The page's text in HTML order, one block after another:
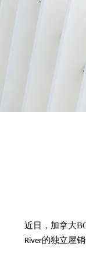
近日 ，加拿大
River的独立屋